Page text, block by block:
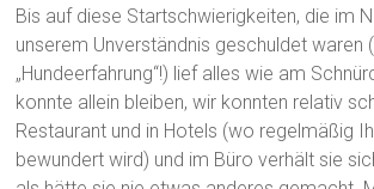
Bis auf diese Startschwierigkeiten, die im
unserem Unverständnis geschuldet waren
„Hundeerfahrung“!) lief alles wie am
konnte allein bleiben, wir konnten relativ
Restaurant und in Hotels (wo regelmäßig
bewundert wird) und im Büro verhält sie